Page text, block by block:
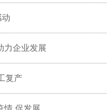
动
力企业发展
复产